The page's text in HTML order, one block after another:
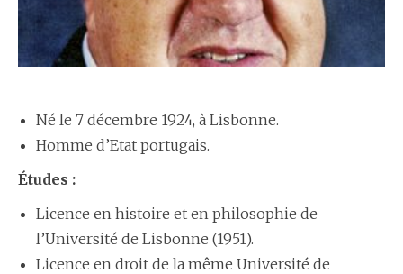
Né le 7 décembre 1924, à Lisbonne.
Homme d’Etat portugais.
Études :
Licence en histoire et en philosophie de
l’Université de Lisbonne (1951).
Licence en droit de la même Université de